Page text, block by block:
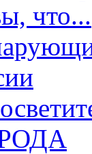
что...